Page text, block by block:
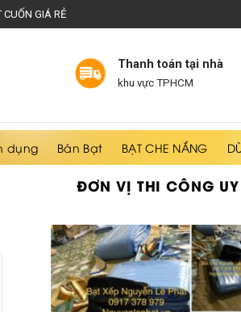
CUỐN GIÁ RẺ
Thanh toán tại nhà
khu vực TPHCM
dụng Bán Bạt BẠT CHE NẮNG
ĐƠN VỊ THI CÔNG